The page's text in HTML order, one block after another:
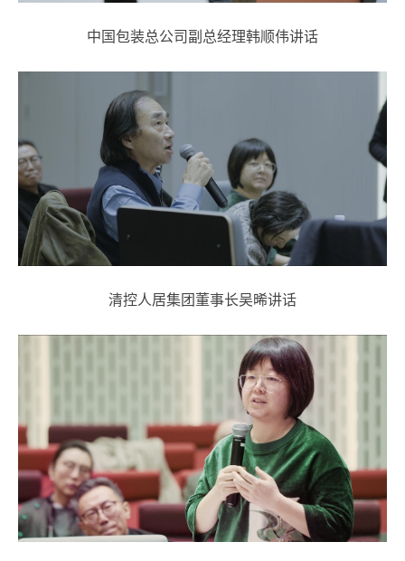
中国包装总公司副总经理韩顺伟讲话
清控人居集团董事长吴晞讲话